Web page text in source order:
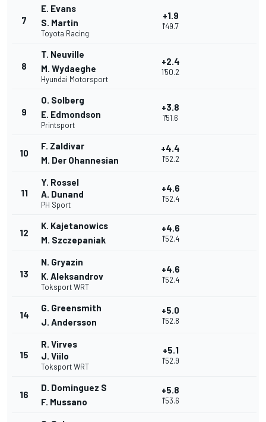
7
E. Evans
S. Martin
Toyota Racing
+1.9
1'49.7
8
T. Neuville
M. Wydaeghe
Hyundai Motorsport
+2.4
1'50.2
9
O. Solberg
E. Edmondson
Printsport
+3.8
1'51.6
10
F. Zaldivar
M. Der Ohannesian
+4.4
1'52.2
11
Y. Rossel
A. Dunand
PH Sport
+4.6
1'52.4
12
K. Kajetanowics
M. Szczepaniak
+4.6
1'52.4
13
N. Gryazin
K. Aleksandrov
Toksport WRT
+4.6
1'52.4
14
G. Greensmith
J. Andersson
+5.0
1'52.8
15
R. Virves
J. Viilo
Toksport WRT
+5.1
1'52.9
16
D. Dominguez S
F. Mussano
+5.8
1'53.6